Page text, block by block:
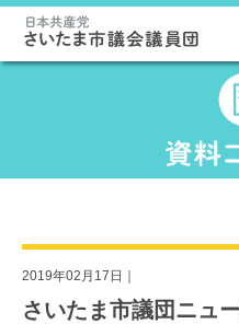
2019年02月17日｜
さいたま市議団ニュ